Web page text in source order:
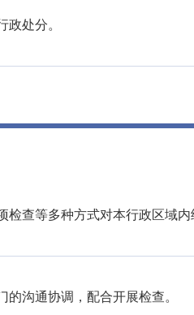
政处分。
检查等多种方式对本行政区域
的沟通协调，配合开展检查。